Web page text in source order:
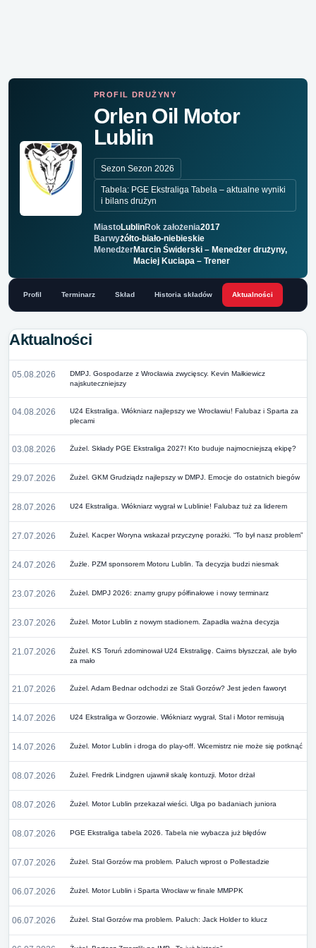
PROFIL DRUŻYNY
Orlen Oil Motor
Lublin
Sezon Sezon 2026
Tabela: PGE Ekstraliga Tabela – aktualne wyniki
i bilans drużyn
MiastoLublinRok założenia2017
Barwyżółto-biało-niebieskie
MenedżerMarcin Świderski – Menedżer drużyny,
Maciej Kuciapa – Trener
Profil Terminarz Skład Historia składów Aktualności
Aktualności
05.08.2026
DMPJ. Gospodarze z Wrocławia zwycięscy. Kevin Małkiewicz
najskuteczniejszy
04.08.2026
U24 Ekstraliga. Włókniarz najlepszy we Wrocławiu! Falubaz i Sparta za
plecami
03.08.2026 Żużel. Składy PGE Ekstraliga 2027! Kto buduje najmocniejszą ekipę?
29.07.2026 Żużel. GKM Grudziądz najlepszy w DMPJ. Emocje do ostatnich biegów
28.07.2026 U24 Ekstraliga. Włókniarz wygrał w Lublinie! Falubaz tuż za liderem
27.07.2026 Żużel. Kacper Woryna wskazał przyczynę porażki. “To był nasz problem”
24.07.2026 Żużle. PZM sponsorem Motoru Lublin. Ta decyzja budzi niesmak
23.07.2026 Żużel. DMPJ 2026: znamy grupy półfinałowe i nowy terminarz
23.07.2026 Żużel. Motor Lublin z nowym stadionem. Zapadła ważna decyzja
21.07.2026
Żużel. KS Toruń zdominował U24 Ekstraligę. Cairns błyszczał, ale było
za mało
21.07.2026 Żużel. Adam Bednar odchodzi ze Stali Gorzów? Jest jeden faworyt
14.07.2026 U24 Ekstraliga w Gorzowie. Włókniarz wygrał, Stal i Motor remisują
14.07.2026 Żużel. Motor Lublin i droga do play-off. Wicemistrz nie może się potknąć
08.07.2026 Żużel. Fredrik Lindgren ujawnił skalę kontuzji. Motor drżał
08.07.2026 Żużel. Motor Lublin przekazał wieści. Ulga po badaniach juniora
08.07.2026 PGE Ekstraliga tabela 2026. Tabela nie wybacza już błędów
07.07.2026 Żużel. Stal Gorzów ma problem. Paluch wprost o Pollestadzie
06.07.2026 Żużel. Motor Lublin i Sparta Wrocław w finale MMPPK
06.07.2026 Żużel. Stal Gorzów ma problem. Paluch: Jack Holder to klucz